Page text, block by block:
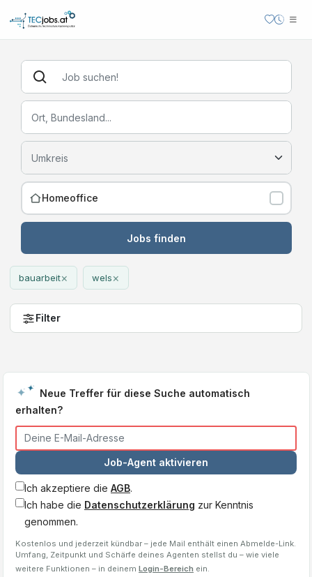
Homeoffice
Jobs finden
bauarbeit× wels×
Filter
Neue Treffer für diese Suche automatisch
erhalten?
Job-Agent aktivieren
Ich akzeptiere die AGB.
Ich habe die Datenschutzerklärung zur Kenntnis
genommen.
Kostenlos und jederzeit kündbar – jede Mail enthält einen Abmelde-Link.
Umfang, Zeitpunkt und Schärfe deines Agenten stellst du – wie viele
weitere Funktionen – in deinem Login-Bereich ein.